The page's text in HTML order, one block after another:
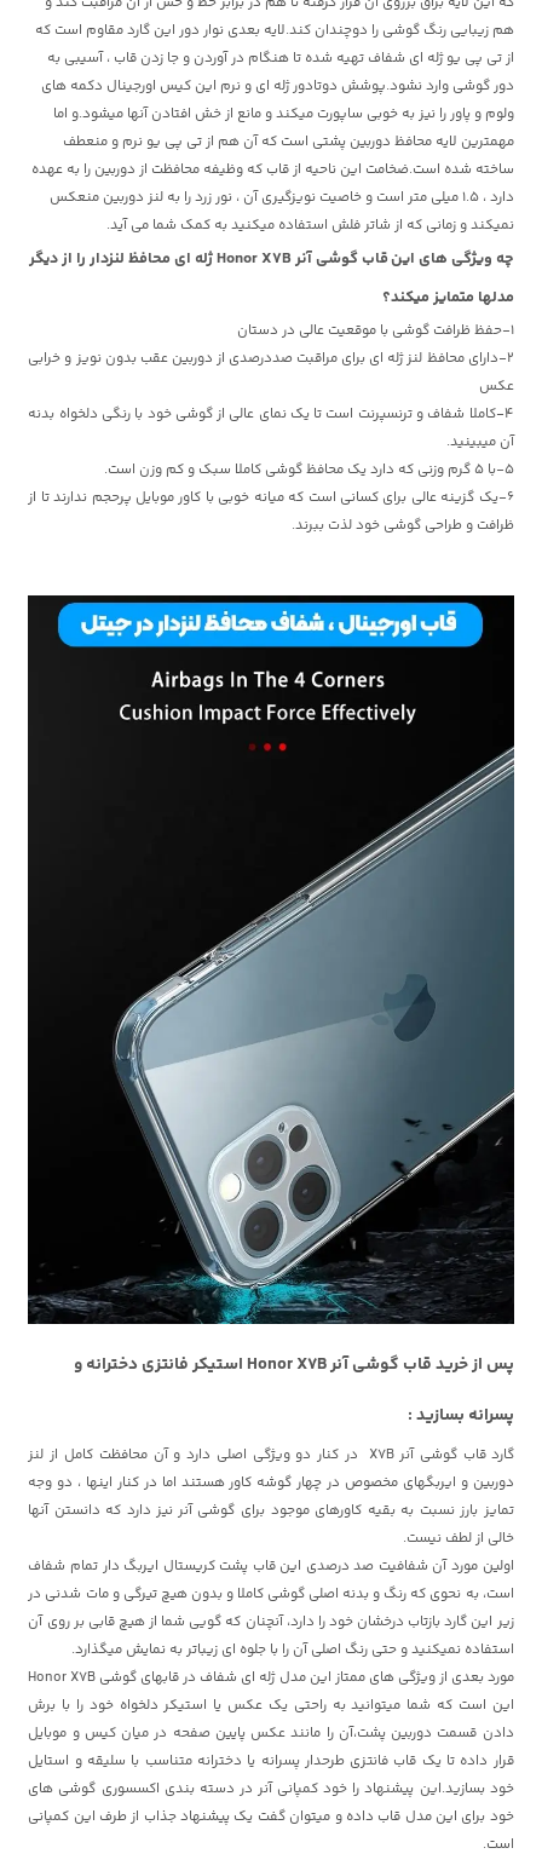
هم زیبایی رنگ گوشی را دوچندان کند.لایه بعدی نوار دور این گارد مقاوم است که
از تی پی یو ژله ای شفاف تهیه شده تا هنگام در آوردن و جا زدن قاب ، آسیبی به
دور گوشی وارد نشود.پوشش دوتادور ژله ای و نرم این کیس اورجینال دکمه های
ولوم و پاور را نیز به خوبی ساپورت میکند و مانع از خش افتادن آنها میشود.و اما
مهمترین لایه محافظ دوربین پشتی است که آن هم از تی پی یو نرم و منعطف
ساخته شده است.ضخامت این ناحیه از قاب که وظیفه محافظت از دوربین را به عهده
دارد ، 1.5 میلی متر است و خاصیت نویزگیری آن ، نور زرد را به لنز دوربین منعکس
نمیکند و زمانی که از شاتر فلش استفاده میکنید به کمک شما می آید.
چه ویژگی های این
قاب گوشی آنر Honor X7B ژله ای محافظ لنزدار را از دیگر
مدلها متمایز میکند؟
1-حفظ ظرافت گوشی با موقعیت عالی در دستان
2-دارای محافظ لنز ژله ای برای مراقبت صددرصدی از دوربین عقب بدون نویز و خرابی
عکس
4-کاملا شفاف و ترنسپرنت است تا یک نمای عالی از گوشی خود با رنگی دلخواه بدنه
آن میبینید.
5-با 5 گرم وزنی که دارد یک محافظ گوشی کاملا سبک و کم وزن است.
6-یک گزینه عالی برای کسانی است که میانه خوبی با کاور موبایل پرحجم ندارند تا از
ظرافت و طراحی گوشی خود لذت ببرند.
پس از خرید قاب گوشی آنر Honor X7B استیکر فانتزی دخترانه و
پسرانه بسازید :
گاردقاب گوشی آنر X7B
در کنار دو ویژگی اصلی دارد و آن محافظت کامل از لنز
دوربین و ایربگهای مخصوص در چهار گوشه کاور هستند اما در کنار اینها ، دو وجه
تمایز بارز نسبت به بقیه کاورهای موجود برای گوشی آنر نیز دارد که دانستن آنها
خالی از لطف نیست.
اولین مورد آن شفافیت صد درصدی این قاب پشت کریستال ایربگ دار تمام شفاف
است، به نحوی که رنگ و بدنه اصلی گوشی کاملا و بدون هیچ تیرگی و مات شدنی در
زیر این گارد بازتاب درخشان خود را دارد، آنچنان که گویی شما از هیچ قابی بر روی آن
استفاده نمیکنید و حتی رنگ اصلی آن را با جلوه ای زیباتر به نمایش میگذارد.
مورد بعدی از ویژگی های ممتاز این مدل ژله ای شفاف در قابهای گوشی Honor X7B
این است که شما میتوانید به راحتی یک عکس یا استیکر دلخواه خود را با برش
دادن قسمت دوربین پشت،آن را مانند عکس پایین صفحه در میان کیس و موبایل
قرار داده تا یک قاب فانتزی طرحدار پسرانه یا دخترانه متناسب با سلیقه و استایل
خود بسازید.این پیشنهاد را خود کمپانی آنر در دسته بندی اکسسوری گوشی های
خود برای این مدل قاب داده و میتوان گفت یک پیشنهاد جذاب از طرف این کمپانی
است.